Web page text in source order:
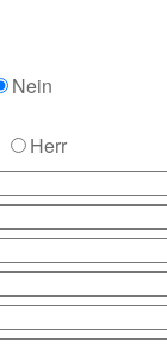
Nein
Herr